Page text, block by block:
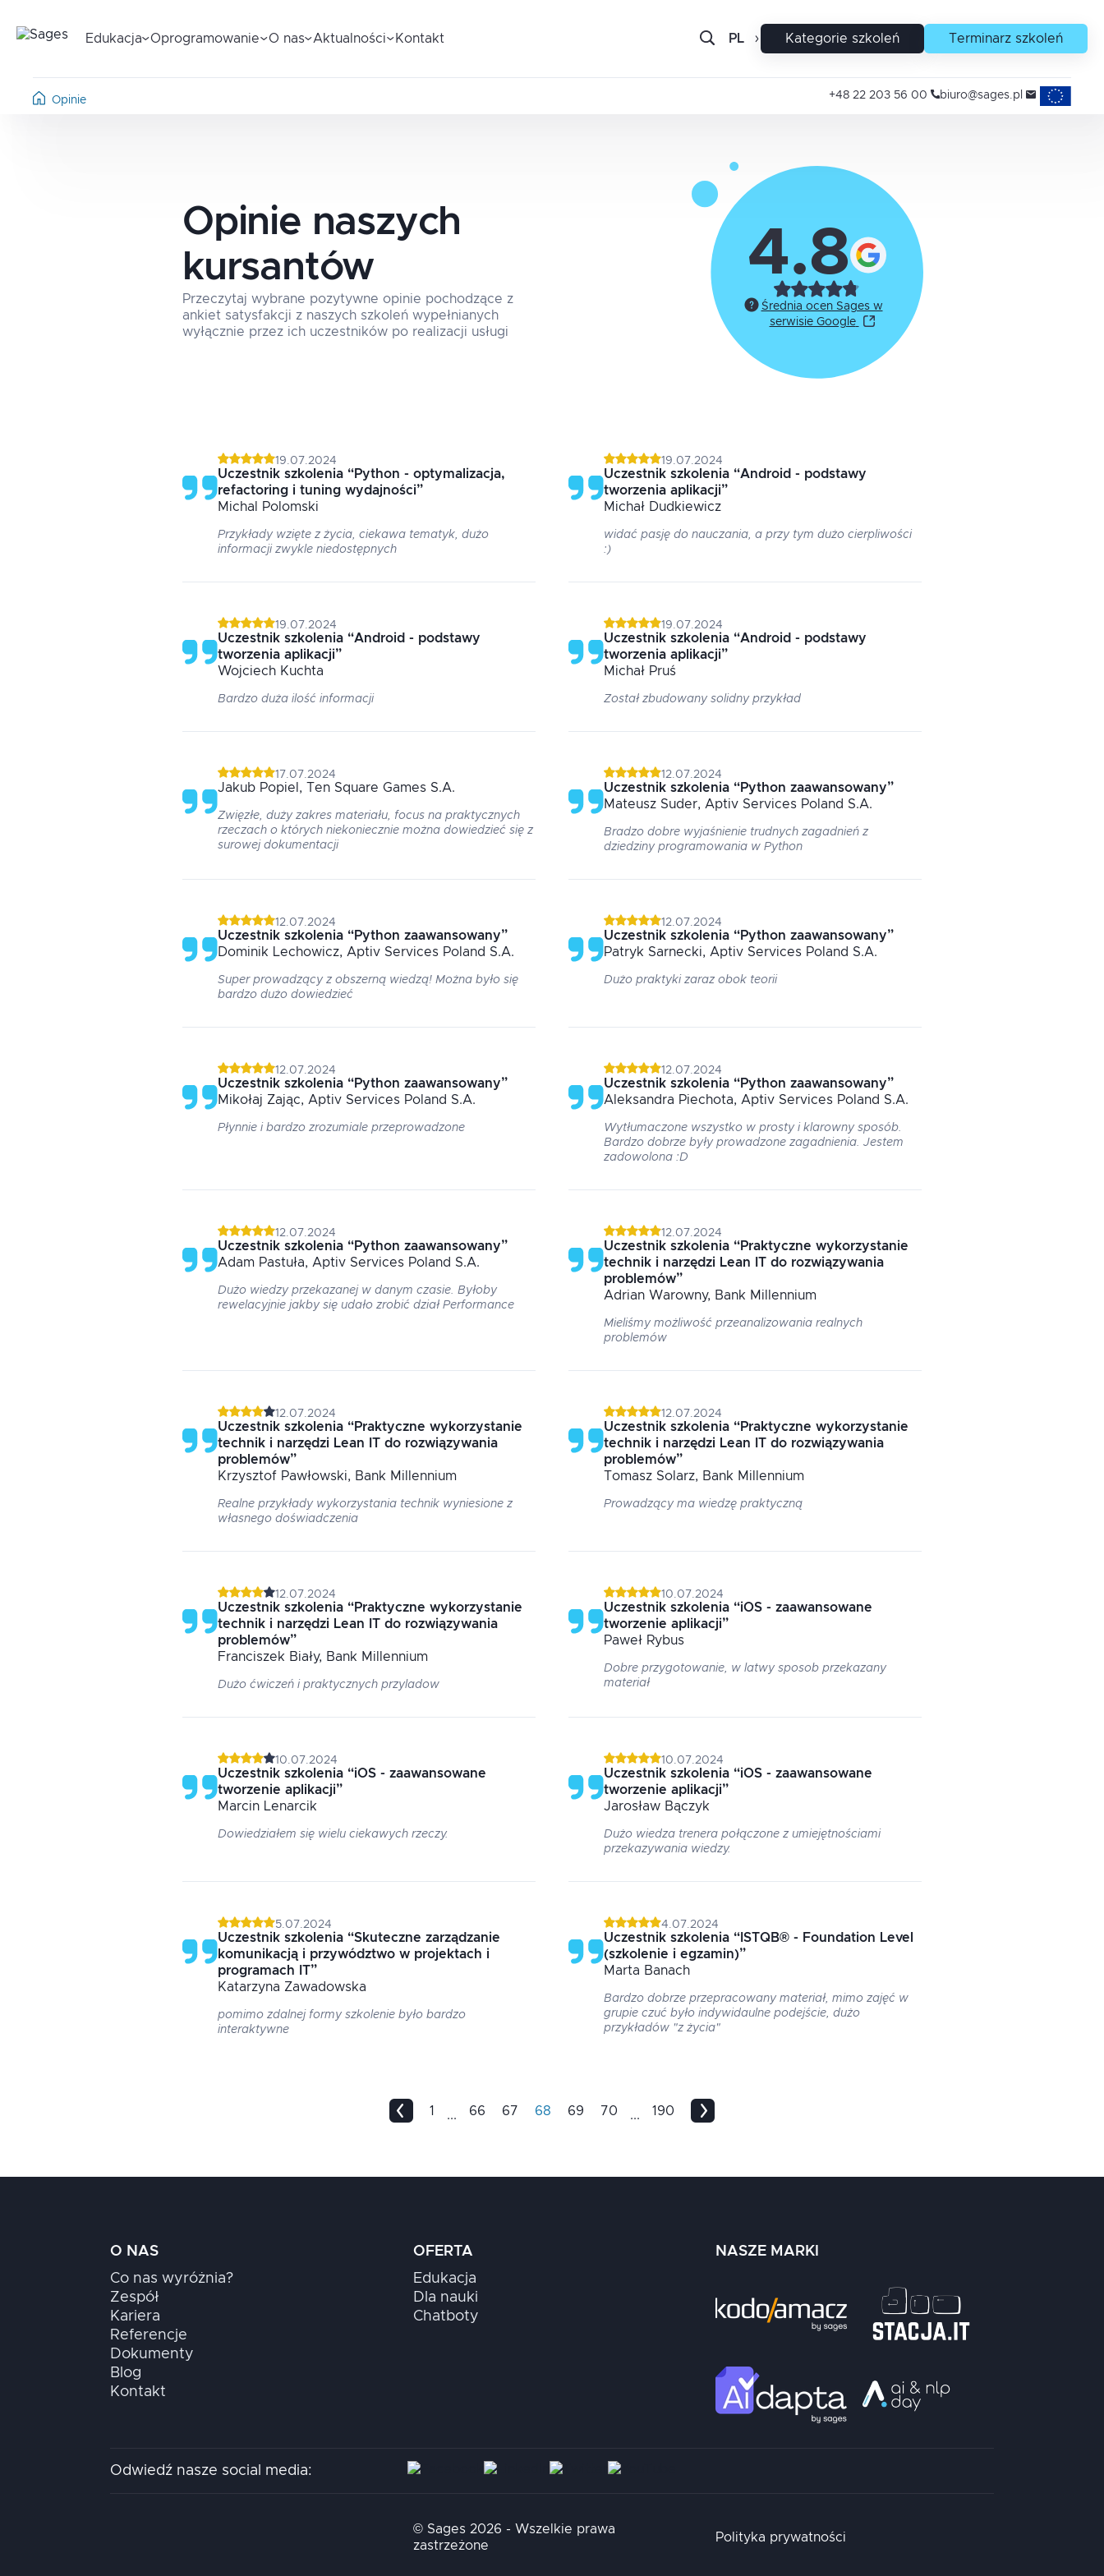
Edukacja Oprogramowanie O nas Aktualności Kontakt PL EN Kategorie szkoleń Terminarz szkoleń
Opinie +48 22 203 56 00 biuro@sages.pl Projekty
Opinie naszych
kursantów
Przeczytaj wybrane pozytywne opinie pochodzące z
ankiet satysfakcji z naszych szkoleń wypełnianych
wyłącznie przez ich uczestników po realizacji usługi
4.8
Średnia ocen Sages w
serwisie Google
19.07.2024
Uczestnik szkolenia “Python - optymalizacja,
refactoring i tuning wydajności”
Michal
Polomski
Przykłady wzięte z życia, ciekawa tematyk, dużo
informacji zwykle niedostępnych
19.07.2024
Uczestnik szkolenia “Android - podstawy
tworzenia aplikacji”
Michał Dudkiewicz
widać pasję do nauczania, a przy tym dużo cierpliwości
:)
19.07.2024
Uczestnik szkolenia “Android - podstawy
tworzenia aplikacji”
Wojciech Kuchta
Bardzo duża ilość informacji
19.07.2024
Uczestnik szkolenia “Android - podstawy
tworzenia aplikacji”
Michał Pruś
Został zbudowany solidny przykład
17.07.2024
Jakub Popiel , Ten Square Games S.A.
Zwięzłe, duży zakres materiału, focus na praktycznych
rzeczach o których niekoniecznie można dowiedzieć się z
surowej dokumentacji
12.07.2024
Uczestnik szkolenia “Python zaawansowany”
Mateusz Suder, Aptiv Services Poland S.A.
Bradzo dobre wyjaśnienie trudnych zagadnień z
dziedziny programowania w Python
12.07.2024
Uczestnik szkolenia “Python zaawansowany”
Dominik Lechowicz, Aptiv Services Poland S.A.
Super prowadzący z obszerną wiedzą! Można było się
bardzo dużo dowiedzieć
12.07.2024
Uczestnik szkolenia “Python zaawansowany”
Patryk Sarnecki, Aptiv Services Poland S.A.
Dużo praktyki zaraz obok teorii
12.07.2024
Uczestnik szkolenia “Python zaawansowany”
Mikołaj Zając, Aptiv Services Poland S.A.
Płynnie i bardzo zrozumiale przeprowadzone
12.07.2024
Uczestnik szkolenia “Python zaawansowany”
Aleksandra Piechota, Aptiv Services Poland S.A.
Wytłumaczone wszystko w prosty i klarowny sposób.
Bardzo dobrze były prowadzone zagadnienia. Jestem
zadowolona :D
12.07.2024
Uczestnik szkolenia “Python zaawansowany”
Adam Pastuła, Aptiv Services Poland S.A.
Dużo wiedzy przekazanej w danym czasie. Byłoby
rewelacyjnie jakby się udało zrobić dział Performance
12.07.2024
Uczestnik szkolenia “Praktyczne wykorzystanie
technik i narzędzi Lean IT do rozwiązywania
problemów”
Adrian Warowny, Bank Millennium
Mieliśmy możliwość przeanalizowania realnych
problemów
12.07.2024
Uczestnik szkolenia “Praktyczne wykorzystanie
technik i narzędzi Lean IT do rozwiązywania
problemów”
Krzysztof Pawłowski, Bank Millennium
Realne przykłady wykorzystania technik wyniesione z
własnego doświadczenia
12.07.2024
Uczestnik szkolenia “Praktyczne wykorzystanie
technik i narzędzi Lean IT do rozwiązywania
problemów”
Tomasz Solarz, Bank Millennium
Prowadzący ma wiedzę praktyczną
12.07.2024
Uczestnik szkolenia “Praktyczne wykorzystanie
technik i narzędzi Lean IT do rozwiązywania
problemów”
Franciszek Biały, Bank Millennium
Dużo ćwiczeń i praktycznych przyladow
10.07.2024
Uczestnik szkolenia “iOS - zaawansowane
tworzenie aplikacji”
Paweł Rybus
Dobre przygotowanie, w latwy sposob przekazany
materiał
10.07.2024
Uczestnik szkolenia “iOS - zaawansowane
tworzenie aplikacji”
Marcin Lenarcik
Dowiedziałem się wielu ciekawych rzeczy.
10.07.2024
Uczestnik szkolenia “iOS - zaawansowane
tworzenie aplikacji”
Jarosław Bączyk
Dużo wiedza trenera połączone z umiejętnościami
przekazywania wiedzy.
5.07.2024
Uczestnik szkolenia “Skuteczne zarządzanie
komunikacją i przywództwo w projektach i
programach IT”
Katarzyna Zawadowska
pomimo zdalnej formy szkolenie było bardzo
interaktywne
4.07.2024
Uczestnik szkolenia “ ISTQB® - Foundation Level
(szkolenie i egzamin)”
Marta Banach
Bardzo dobrze przepracowany materiał, mimo zajęć w
grupie czuć było indywidaulne podejście, dużo
przykładów "z życia"
1 ... 66 67 68 69 70 ... 190
O NAS
Co nas wyróżnia?
Zespół
Kariera
Referencje
Dokumenty
Blog
Kontakt
OFERTA
Edukacja
Dla nauki
Chatboty
NASZE MARKI
Odwiedź nasze social media:
© Sages 2026 - Wszelkie prawa
zastrzeżone
Polityka prywatności